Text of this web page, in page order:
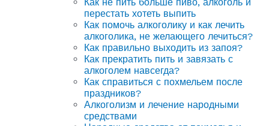
перестать хотеть выпить
Как помочь алкоголику и как лечить
алкоголика, не желающего лечиться?
Как правильно выходить из запоя?
Как прекратить пить и завязать с
алкоголем навсегда?
Как справиться с похмельем после
праздников?
Алкоголизм и лечение народными
средствами